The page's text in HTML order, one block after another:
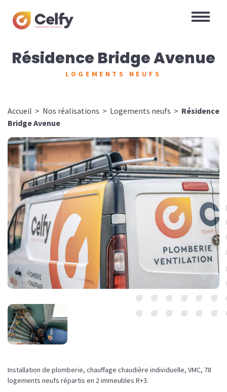
Résidence Bridge Avenue
LOGEMENTS NEUFS
Accueil > Nos réalisations > Logements neufs > Résidence
Bridge Avenue
Installation de plomberie, chauffage chaudière individuelle, VMC, 78
logements neufs répartis en 2 immeubles R+3.